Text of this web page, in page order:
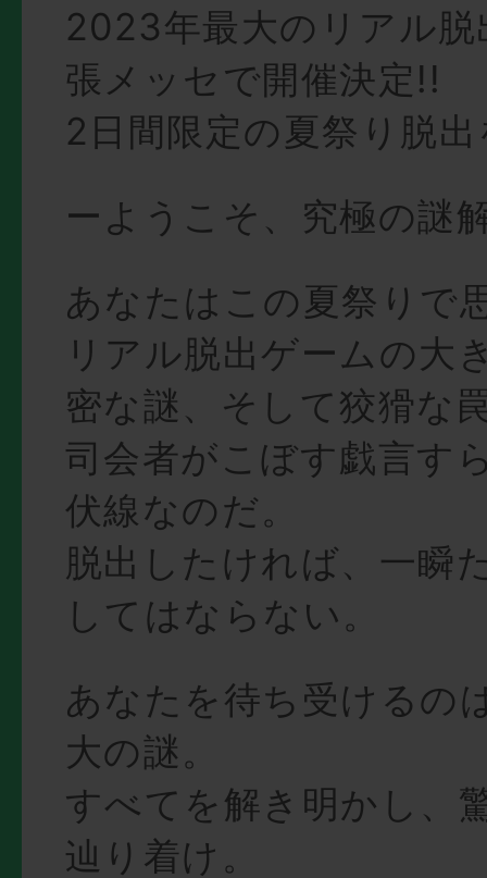
2023年最大のリアル
張メッセで開催決定!!
2日間限定の夏祭り脱
ーようこそ、究極の謎
あなたはこの夏祭りで
リアル脱出ゲームの大
密な謎、そして狡猾な
司会者がこぼす戯言す
伏線なのだ。
脱出したければ、一瞬
してはならない。
あなたを待ち受けるの
大の謎。
すべてを解き明かし、
辿り着け。